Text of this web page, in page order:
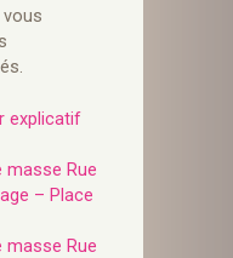
explicatif
masse Rue
– Place
masse Rue